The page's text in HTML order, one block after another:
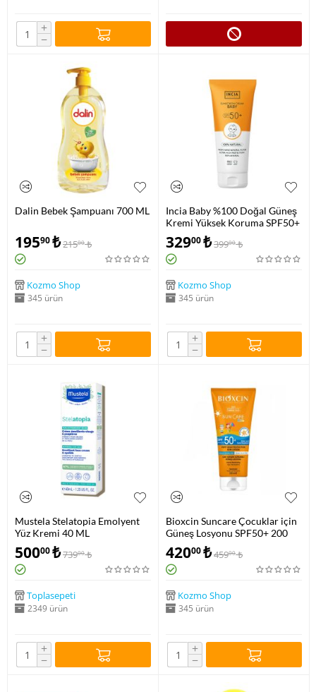
+
−
Dalin Bebek Şampuanı 700 ML
19590₺21500 ₺
Kozmo Shop
345 ürün
+
−
Incia Baby %100 Doğal Güneş
Kremi Yüksek Koruma SPF50+
50 ML
32900₺39900 ₺
Kozmo Shop
345 ürün
+
−
Mustela Stelatopia Emolyent
Yüz Kremi 40 ML
50000₺73900 ₺
Toplasepeti
2349 ürün
+
−
Bioxcin Suncare Çocuklar için
Güneş Losyonu SPF50+ 200
ML
42000₺45900 ₺
Kozmo Shop
345 ürün
+
−